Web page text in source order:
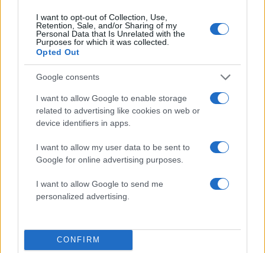
I want to opt-out of Collection, Use,
Retention, Sale, and/or Sharing of my
Personal Data that Is Unrelated with the
Purposes for which it was collected.
Opted Out
Google consents
I want to allow Google to enable storage
related to advertising like cookies on web or
device identifiers in apps.
I want to allow my user data to be sent to
Google for online advertising purposes.
I want to allow Google to send me
personalized advertising.
CONFIRM
ΔΙΑΦΗΜΙΣΗ